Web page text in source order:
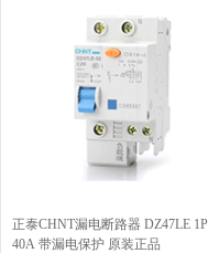
正泰CHNT漏电断路器 DZ47LE 1P
40A 带漏电保护 原装正品